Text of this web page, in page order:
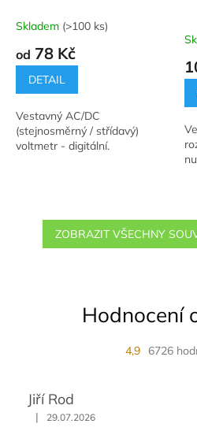
Průměrné
produktu
5,0
5
hvězdiček.
Skladem (>100 ks)
od 78 Kč
DETAIL
Vestavný AC/DC
(stejnosměrný / střídavý)
voltmetr - digitální.
ZOBRAZIT VŠECHNY
Hodnocení
4,9 6726
Jiří Rod
| 29.07.2026